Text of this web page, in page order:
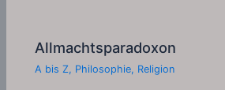
Allmachtsparadoxon
A bis Z, Philosophie, Religion